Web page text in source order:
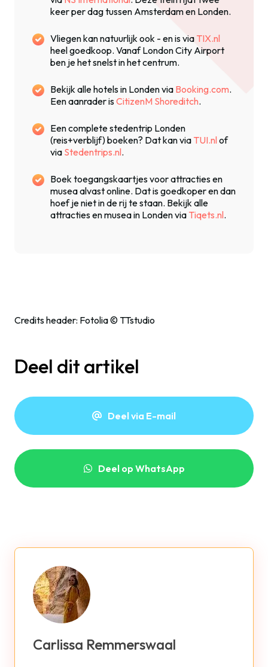
keer per dag tussen Amsterdam en Londen.
Vliegen kan natuurlijk ook - en is via TIX.nl
heel goedkoop. Vanaf London City Airport
ben je het snelst in het centrum.
Bekijk alle hotels in Londen via Booking.com.
Een aanrader isCitizenM Shoreditch.
Een complete stedentrip Londen
(reis+verblijf) boeken? Dat kan via TUI.nlof
via Stedentrips.nl.
Boek toegangskaartjes voor attracties en
musea alvast online. Dat is goedkoper en dan
hoef je niet in de rij te staan. Bekijk alle
attracties en musea in Londen via Tiqets.nl.
Credits header: Fotolia © TTstudio
Deel dit artikel
Deel via E-mail
Deel op WhatsApp
Carlissa Remmerswaal